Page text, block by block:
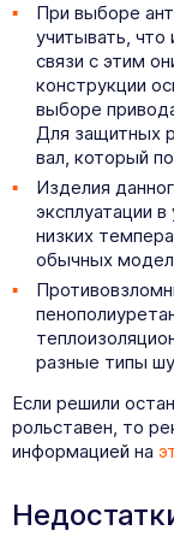
При выборе
учитывать,
связи с этим
конструкции
выборе
Для защитных
вал, который
Изделия
эксплуатации
низких
обычных
разные типы
Если решили
рольставен, то
информацией на